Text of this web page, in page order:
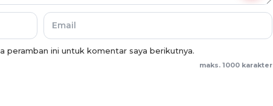
peramban ini untuk komentar saya berikutnya.
maks. 1000 karakter